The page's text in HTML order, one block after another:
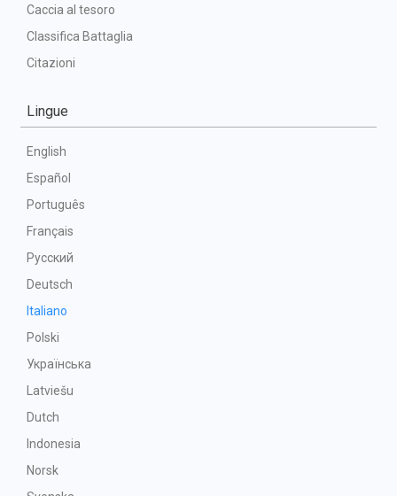
Caccia al tesoro
Classifica Battaglia
Citazioni
Lingue
English
Español
Português
Français
Русский
Deutsch
Italiano
Polski
Українська
Latviešu
Dutch
Indonesia
Norsk